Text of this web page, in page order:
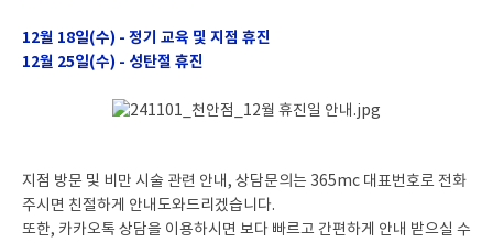
12월 18일(수) - 정기 교육 및 지점 휴진
12월 25일(수) - 성탄절 휴진
지점 방문 및 비만 시술 관련 안내, 상담문의는 365mc 대표번호로 전화
주시면 친절하게 안내도와드리겠습니다.
또한, 카카오톡 상담을 이용하시면 보다 빠르고 간편하게 안내 받으실 수